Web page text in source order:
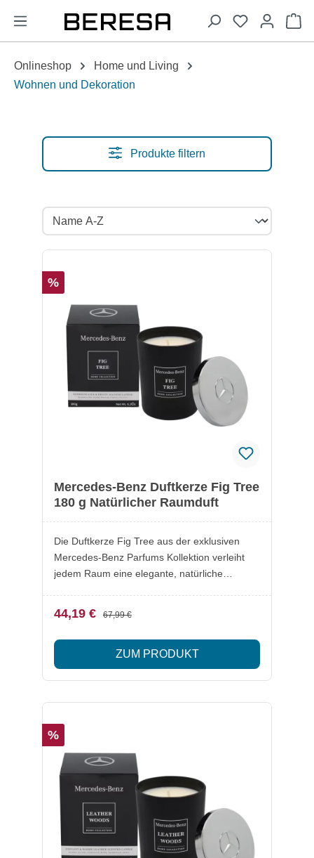
springen
Onlineshop
Home und Living
Wohnen und Dekoration
Produkte filtern
%
Mercedes-Benz Duftkerze Fig Tree
180 g Natürlicher Raumduft
Die Duftkerze Fig Tree aus der exklusiven
Mercedes-Benz Parfums Kollektion verleiht
jedem Raum eine elegante, natürliche
und fruchtige Noten. Italienische Bergamotte,
Mandarine und Zitrone treffen auf reife Feige,
Orangenblüte und Moschus. Hergestellt aus
100 % farbstofffreiem Pflanzenwachs mit
nachhaltiges und langanhaltendes
Tree (ca. 180 g) Besonderheiten: Hochwertige
Duftkomposition mit frischen, blumigen und
fruchtigen Noten Duftbouquet aus italienischer
Bergamotte, Mandarine, Zitrone, reifer Feige,
Orangenblüte und Moschus Hergestellt aus
100 % farbstofffreiem Pflanzenwachs Docht
aus reiner Baumwolle für ein gleichmäßiges
Abbrennen Brenndauer bis zu 30 Stunden
44,19 € 67,99 €
ZUM PRODUKT
%